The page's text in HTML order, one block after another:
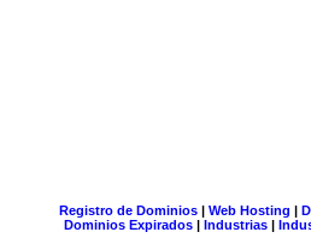
Registro de Dominios| Web Hosting |
Dominios Expirados | Industrias |